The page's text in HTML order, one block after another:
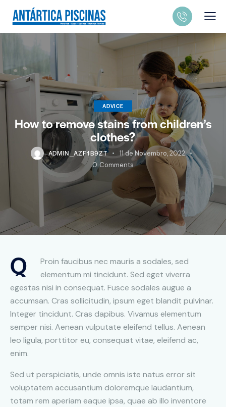
ADVICE
How to remove stains from children’s
clothes?
ADMIN_AZF1B9ZT
11 de Novembro, 2022
0 Comments
Q
Proin faucibus nec mauris a sodales, sed
elementum mi tincidunt. Sed eget viverra
egestas nisi in consequat. Fusce sodales augue a
accumsan. Cras sollicitudin, ipsum eget blandit pulvinar.
Integer tincidunt. Cras dapibus. Vivamus elementum
semper nisi. Aenean vulputate eleifend tellus. Aenean
leo ligula, porttitor eu, consequat vitae, eleifend ac,
enim.
Sed ut perspiciatis, unde omnis iste natus error sit
voluptatem accusantium doloremque laudantium,
totam rem aperiam eaque ipsa, quae ab illo inventore